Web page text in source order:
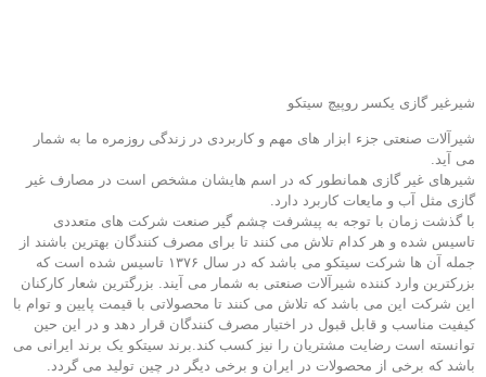
شیرغیر گازی یکسر روپیچ سیتکو
شیرآلات صنعتی جزء ابزار های مهم و کاربردی در زندگی روزمره ما به شمار
می آید.
شیرهای غیر گازی همانطور که در اسم هایشان مشخص است در مصارف غیر
گازی مثل آب و مایعات کاربرد دارد.
با گذشت زمان با توجه به پیشرفت چشم گیر صنعت شرکت های متعددی
تاسیس شده و هر کدام تلاش می کنند تا برای مصرف کنندگان بهترین باشند از
جمله آن ها شرکت سیتکو می باشد که در سال ۱۳۷۶ تاسیس شده است که
بزرکترین وارد کننده شیرآلات صنعتی به شمار می آیند. بزرگترین شعار کارکنان
این شرکت این می باشد که تلاش می کنند تا محصولاتی با قیمت پایین و توام با
کیفیت مناسب و قابل قبول در اختیار مصرف کنندگان قرار دهد و در این حین
توانسته است رضایت مشتریان را نیز کسب کند.برند سیتکو یک برند ایرانی می
باشد که برخی از محصولات در ایران و برخی دیگر در چین تولید می گردد.